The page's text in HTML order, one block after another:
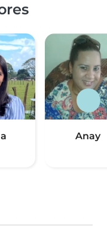
Anay